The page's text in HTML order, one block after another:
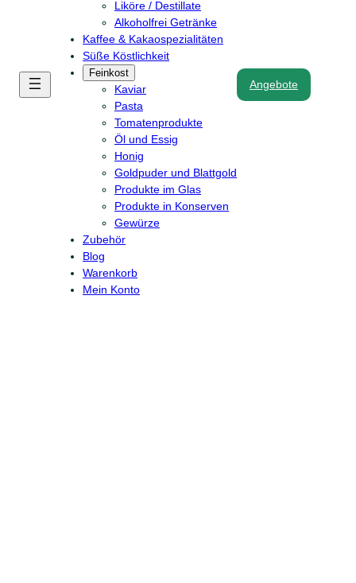
Liköre / Destillate
Alkoholfrei Getränke
Kaffee & Kakaospezialitäten
Süße Köstlichkeit
Feinkost
Kaviar
Pasta
Tomatenprodukte
Öl und Essig
Honig
Goldpuder und Blattgold
Produkte im Glas
Produkte in Konserven
Gewürze
Zubehör
Blog
Warenkorb
Mein Konto
Angebote